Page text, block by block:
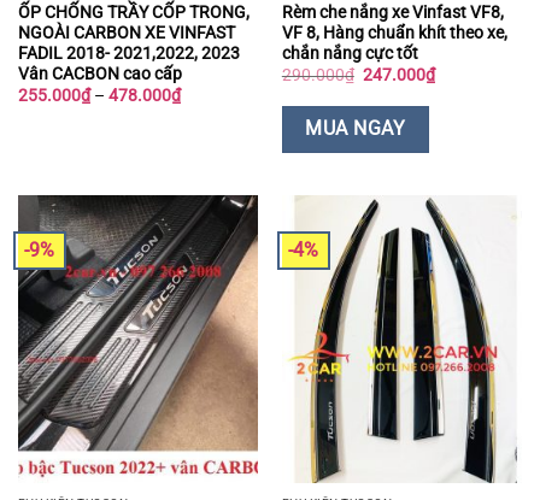
ỐP CHỐNG TRẦY CỐP TRONG,
NGOÀI CARBON XE VINFAST
FADIL 2018- 2021,2022, 2023
Vân CACBON cao cấp
255.000₫ – 478.000₫Khoảng
giá:
Rèm che nắng xe Vinfast VF8,
VF 8, Hàng chuẩn khít theo xe,
chắn nắng cực tốt
290.000₫ Giá
là:
290.000₫.
247.000₫Giá
hiện
MUA NGAY
-9% -4%